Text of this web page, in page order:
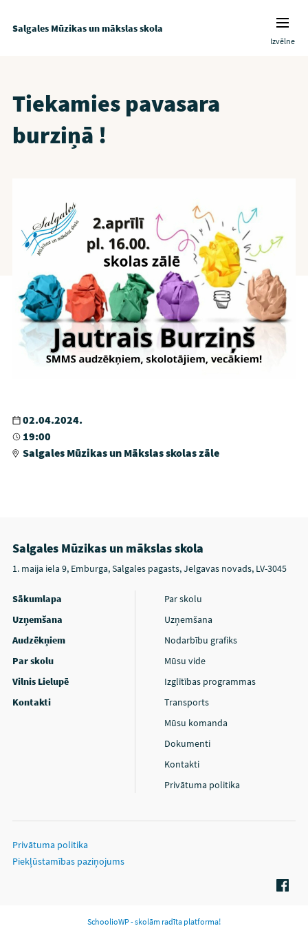
Salgales Mūzikas un mākslas skola
Izvēlne
Tiekamies pavasara
burziņā !
02.04.2024.
19:00
Salgales Mūzikas un Mākslas skolas zāle
Salgales Mūzikas un mākslas skola
1. maija iela 9, Emburga, Salgales pagasts, Jelgavas novads, LV-3045
Sākumlapa
Uzņemšana
Audzēkņiem
Par skolu
Vilnis Lielupē
Kontakti
Par skolu
Uzņemšana
Nodarbību grafiks
Mūsu vide
Izglītības programmas
Transports
Mūsu komanda
Dokumenti
Kontakti
Privātuma politika
Privātuma politika
Piekļūstamības paziņojums
SchoolioWP - skolām radīta platforma!